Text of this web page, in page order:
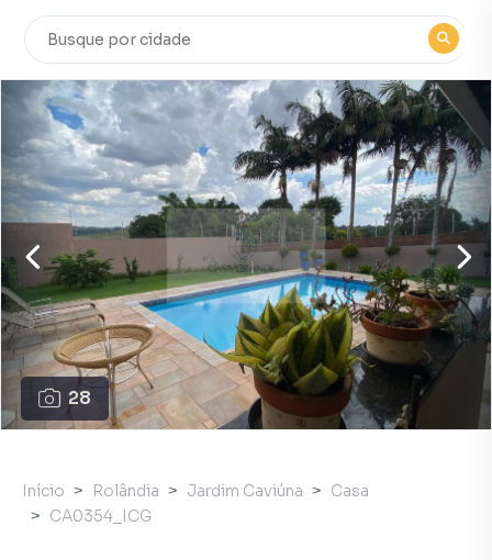
28
Início Rolândia Jardim Caviúna
Casa
CA0354_ICG